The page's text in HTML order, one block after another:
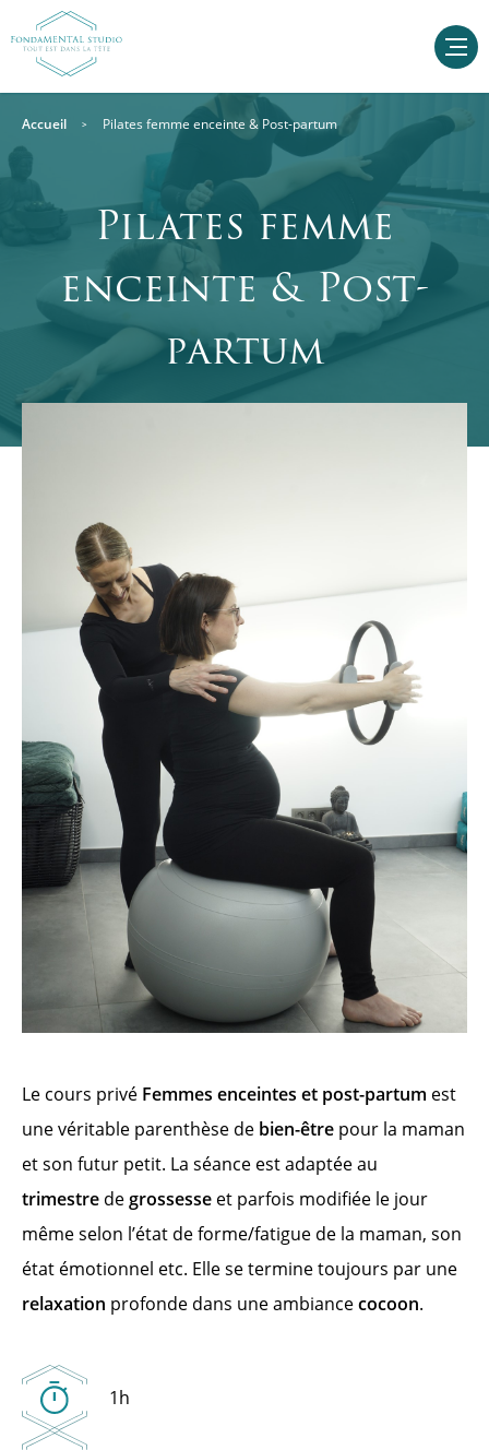
Accueil Pilates femme enceinte & Post-partum
Pilates femme
enceinte & Post-
partum
Le cours privé Femmes enceintes et post-partum est
une véritable parenthèse de bien-être pour la maman
et son futur petit. La séance est adaptée au
trimestre degrossesse et parfois modifiée le jour
même selon l’état de forme/fatigue de la maman, son
état émotionnel etc. Elle se termine toujours par une
relaxation profonde dans une ambiancecocoon.
1h